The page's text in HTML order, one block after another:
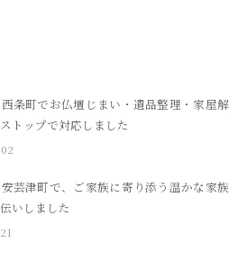
条町でお仏壇じまい・遺品整理・家屋解
トップで対応しました
芸津町で、ご家族に寄り添う温かな家族
いしました